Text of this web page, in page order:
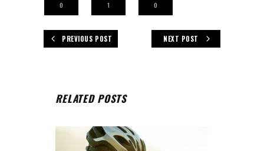
0
1
0
PREVIOUS POST NEXT POST
RELATED POSTS